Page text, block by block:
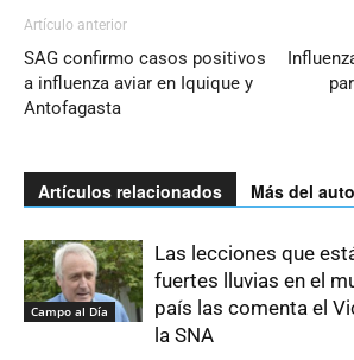
Artículo anterior
SAG confirmo casos positivos
a influenza aviar en Iquique y
Antofagasta
Artículos relacionados Más del
Campo al Día
Las lecciones que
fuertes lluvias en el
país las comenta el
la SNA